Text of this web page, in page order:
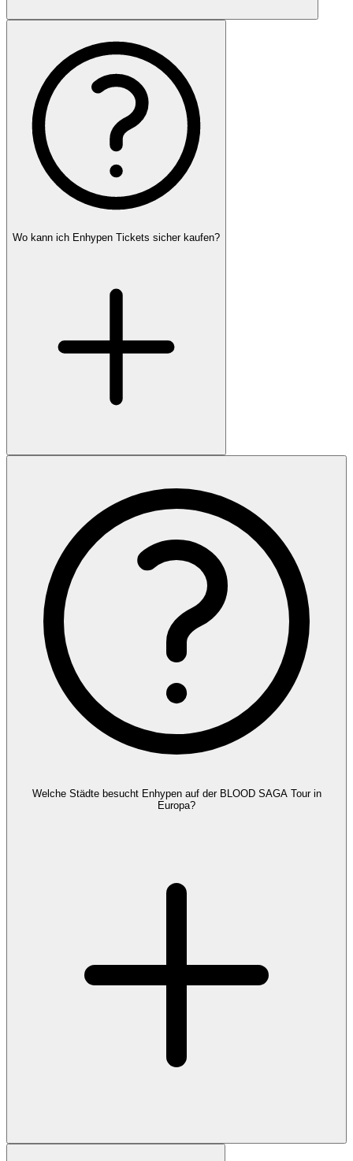
Wo kann ich Enhypen Tickets sicher kaufen?
Welche Städte besucht Enhypen auf der BLOOD SAGA Tour in
Europa?